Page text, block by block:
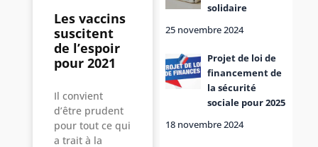
Les vaccins
suscitent
de l’espoir
pour 2021
Il convient
d’être prudent
pour tout ce qui
a trait à la
solidaire
25 novembre 2024
Projet de loi de
financement de
la sécurité
sociale pour 2025
18 novembre 2024